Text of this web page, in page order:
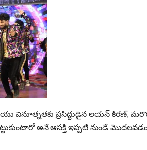
వినూత్నతకు ప్రసిద్ధుడైన లయన్ కిరణ్,
అనే ఆసక్తి ఇప్పటి నుండే మొదలవడం